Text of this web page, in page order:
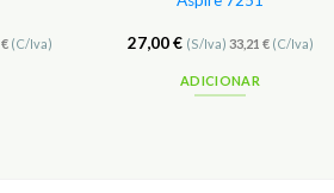
€(C/Iva) 27,00€ (S/Iva) 33,21 €(C/Iva)
ADICIONAR